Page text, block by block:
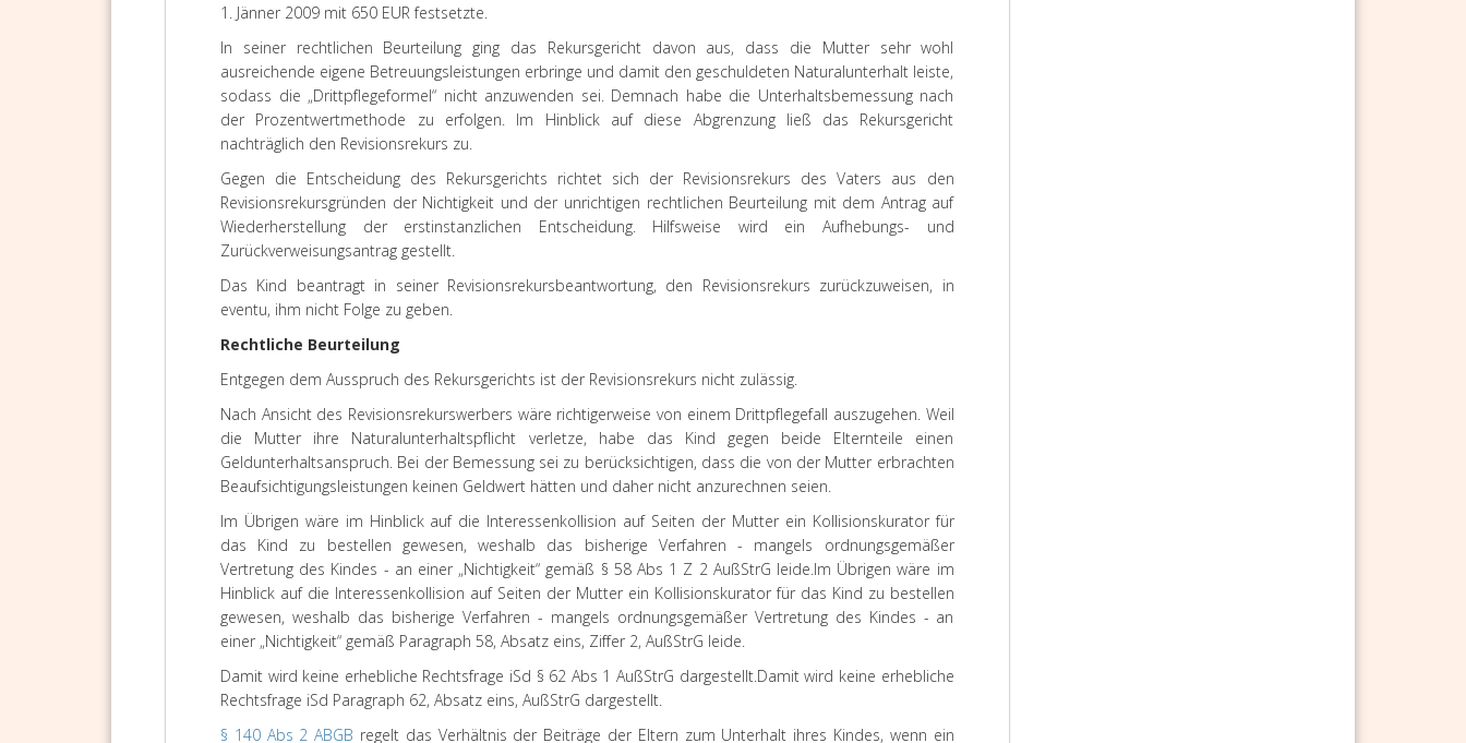
1. Jänner 2009 mit 650 EUR festsetzte.
In seiner rechtlichen Beurteilung ging das Rekursgericht davon aus, dass die Mutter sehr wohl
ausreichende eigene Betreuungsleistungen erbringe und damit den geschuldeten Naturalunterhalt leiste,
sodass die „Drittpflegeformel“ nicht anzuwenden sei. Demnach habe die Unterhaltsbemessung nach
der Prozentwertmethode zu erfolgen. Im Hinblick auf diese Abgrenzung ließ das Rekursgericht
nachträglich den Revisionsrekurs zu.
Gegen die Entscheidung des Rekursgerichts richtet sich der Revisionsrekurs des Vaters aus den
Revisionsrekursgründen der Nichtigkeit und der unrichtigen rechtlichen Beurteilung mit dem Antrag auf
Wiederherstellung der erstinstanzlichen Entscheidung. Hilfsweise wird ein Aufhebungs- und
Zurückverweisungsantrag gestellt.
Das Kind beantragt in seiner Revisionsrekursbeantwortung, den Revisionsrekurs zurückzuweisen, in
eventu, ihm nicht Folge zu geben.
Rechtliche Beurteilung
Entgegen dem Ausspruch des Rekursgerichts ist der Revisionsrekurs nicht zulässig.
Nach Ansicht des Revisionsrekurswerbers wäre richtigerweise von einem Drittpflegefall auszugehen. Weil
die Mutter ihre Naturalunterhaltspflicht verletze, habe das Kind gegen beide Elternteile einen
Geldunterhaltsanspruch. Bei der Bemessung sei zu berücksichtigen, dass die von der Mutter erbrachten
Beaufsichtigungsleistungen keinen Geldwert hätten und daher nicht anzurechnen seien.
Im Übrigen wäre im Hinblick auf die Interessenkollision auf Seiten der Mutter ein Kollisionskurator für
das Kind zu bestellen gewesen, weshalb das bisherige Verfahren - mangels ordnungsgemäßer
Vertretung des Kindes - an einer „Nichtigkeit“ gemäß § 58 Abs 1 Z 2 AußStrG leide.Im Übrigen wäre im
Hinblick auf die Interessenkollision auf Seiten der Mutter ein Kollisionskurator für das Kind zu bestellen
gewesen, weshalb das bisherige Verfahren - mangels ordnungsgemäßer Vertretung des Kindes - an
einer „Nichtigkeit“ gemäß Paragraph 58, Absatz eins, Ziffer 2, AußStrG leide.
Damit wird keine erhebliche Rechtsfrage iSd § 62 Abs 1 AußStrG dargestellt.Damit wird keine erhebliche
Rechtsfrage iSd Paragraph 62, Absatz eins, AußStrG dargestellt.
§ 140 Abs 2 ABGB regelt das Verhältnis der Beiträge der Eltern zum Unterhalt ihres Kindes, wenn ein